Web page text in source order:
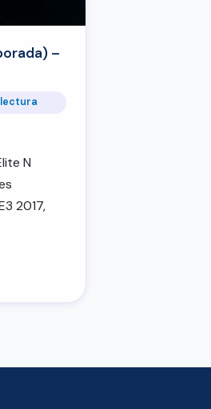
–
lectura
N
2017,